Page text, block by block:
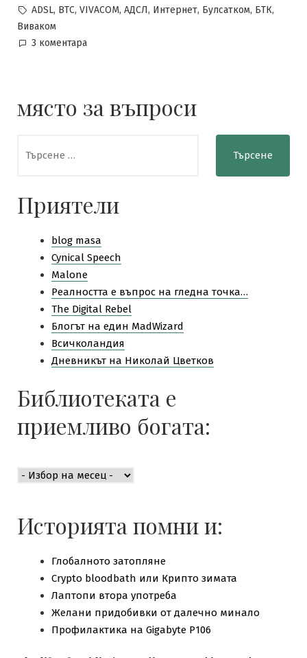
in
Tags:
ADSL, BTC, VIVACOM, АДСЛ, Интернет, Булсатком, БТК,
Виваком
3 коментараза
мъка,
място за въпроси
за:
Приятели
blog masa
Cynical Speech
Malone
Pеалността е въпрос на гледна точка…
The Digital Rebel
Блогът на един MadWizard
Всичколандия
Дневникът на Николай Цветков
Библиотеката е
приемливо богата:
Историята помни и:
Глобалното затопляне
Crypto bloodbath или Крипто зимата
Лаптопи втора употреба
Желани придобивки от далечно минало
Профилактика на Gigabyte P106